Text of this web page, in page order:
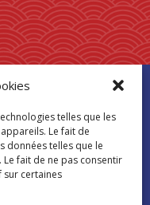
telles que les
Le fait de
données telles que le
fait de ne pas consentir
sur certaines